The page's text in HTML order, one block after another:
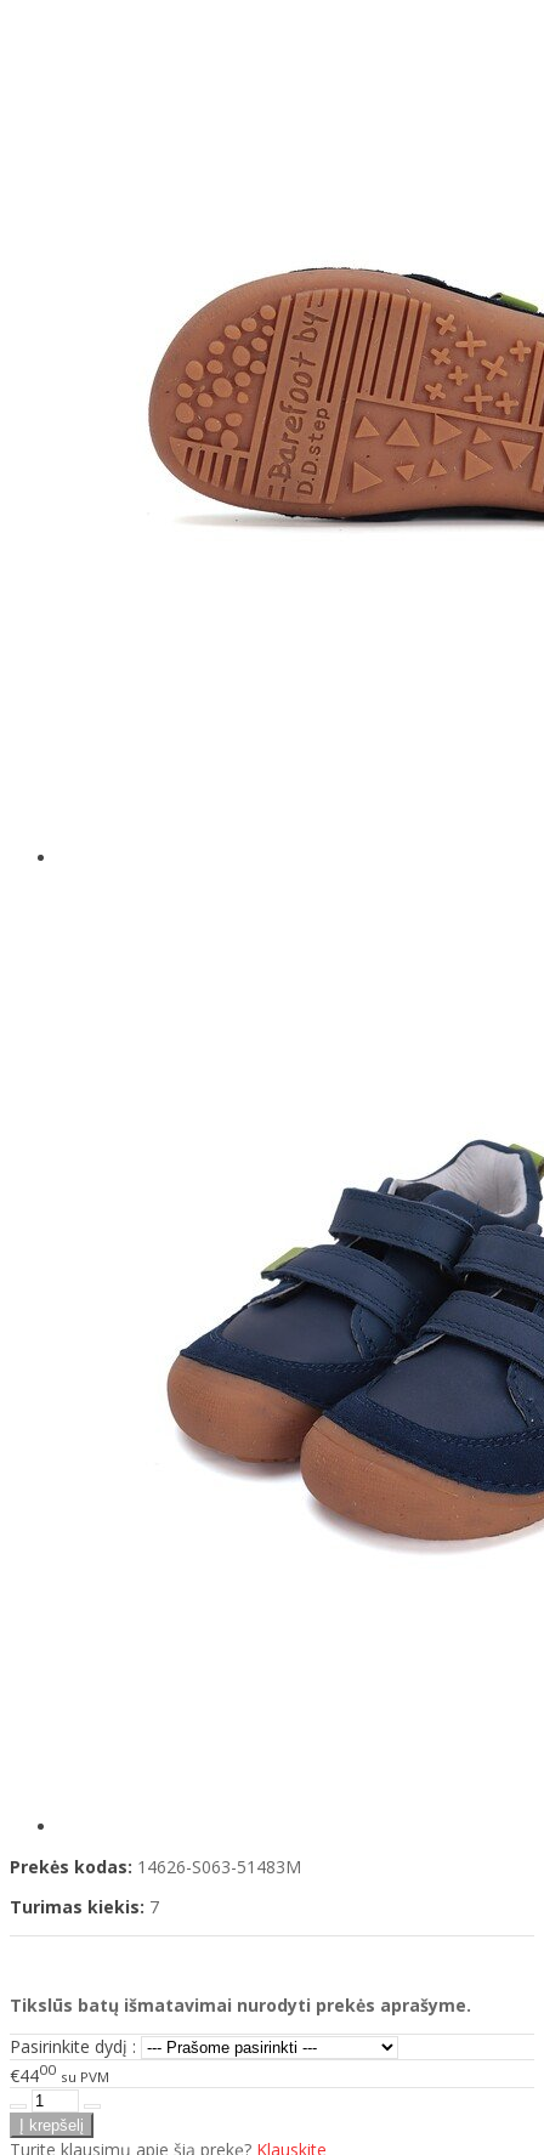
Prekės kodas: 14626-S063-51483M
Turimas kiekis: 7
Tikslūs batų išmatavimai nurodyti prekės aprašyme.
Pasirinkite dydį :
€4400 su PVM
Turite klausimų apie šią prekę? Klauskite